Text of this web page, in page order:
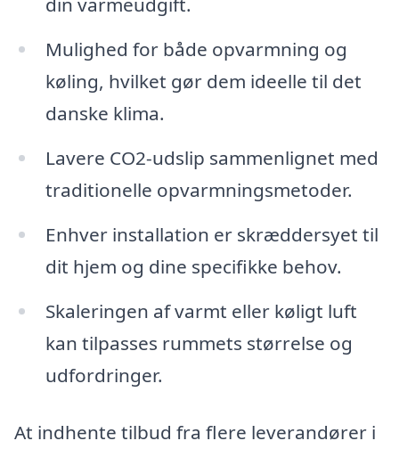
Mulighed for både opvarmning og
køling, hvilket gør dem ideelle til det
danske klima.
Lavere CO2-udslip sammenlignet med
traditionelle opvarmningsmetoder.
Enhver installation er skræddersyet til
dit hjem og dine specifikke behov.
Skaleringen af varmt eller køligt luft
kan tilpasses rummets størrelse og
udfordringer.
At indhente tilbud fra flere leverandører i